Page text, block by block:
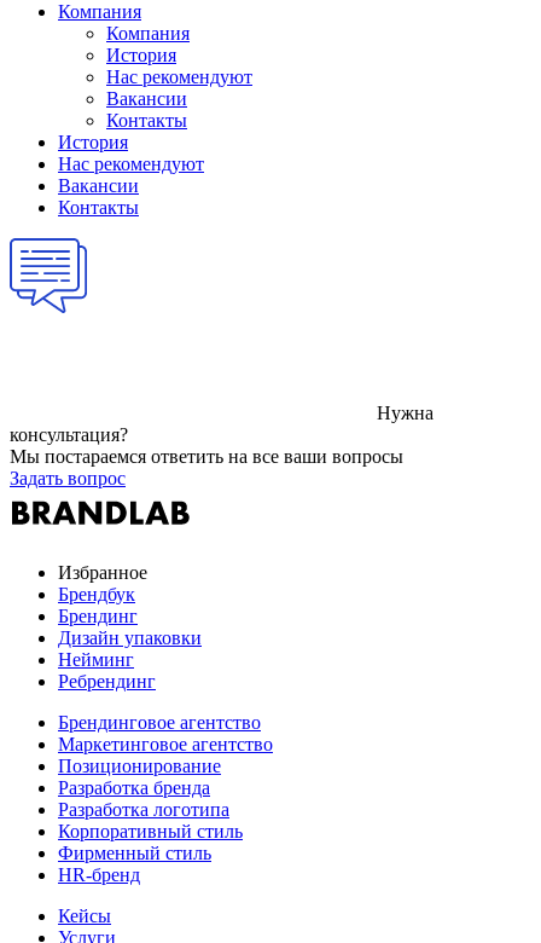
Компания
Компания
История
Нас рекомендуют
Вакансии
Контакты
История
Нас рекомендуют
Вакансии
Контакты
Нужна
консультация?
Мы постараемся ответить на все ваши вопросы
Задать вопрос
Избранное
Брендбук
Брендинг
Дизайн упаковки
Нейминг
Ребрендинг
Брендинговое агентство
Маркетинговое агентство
Позиционирование
Разработка бренда
Разработка логотипа
Корпоративный стиль
Фирменный стиль
HR-бренд
Кейсы
Услуги